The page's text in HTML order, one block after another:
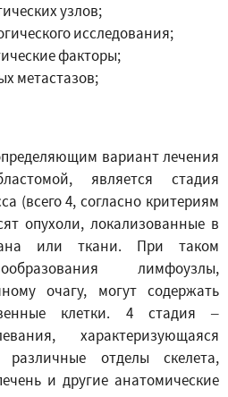
узлов;
исследования;
факторы;
метастазов;
вариант лечения
является стадия
(всего 4, согласно критериям
опухоли, локализованные в
или ткани. При таком
лимфоузлы,
очагу, могут содержать
клетки. 4 стадия –
характеризующаяся
различные отделы скелета,
и другие анатомические